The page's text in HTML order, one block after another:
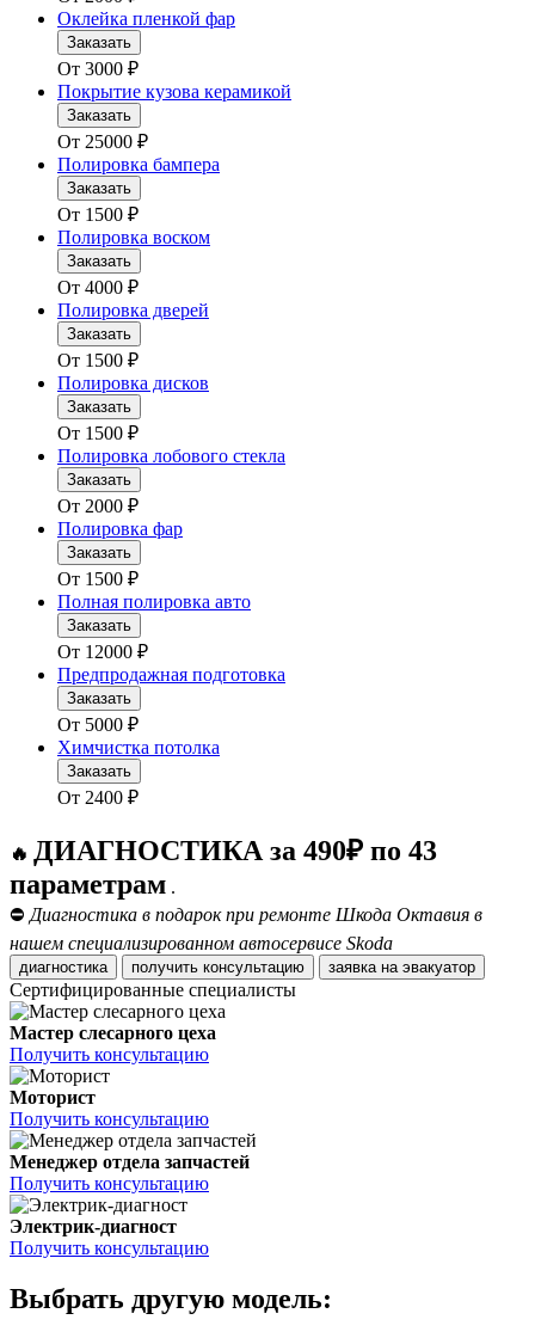
Оклейка пленкой фар
Заказать
От 3000 ₽
Покрытие кузова керамикой
Заказать
От 25000 ₽
Полировка бампера
Заказать
От 1500 ₽
Полировка воском
Заказать
От 4000 ₽
Полировка дверей
Заказать
От 1500 ₽
Полировка дисков
Заказать
От 1500 ₽
Полировка лобового стекла
Заказать
От 2000 ₽
Полировка фар
Заказать
От 1500 ₽
Полная полировка авто
Заказать
От 12000 ₽
Предпродажная подготовка
Заказать
От 5000 ₽
Химчистка потолка
Заказать
От 2400 ₽
🔥 ДИАГНОСТИКА за 490₽ по 43
параметрам .
⛔ Диагностика в подарок при ремонте Шкода Октавия в
нашем специализированном автосервисе Skoda
диагностика получить консультацию заявка на эвакуатор
Сертифицированные специалисты
Мастер слесарного цеха
Получить консультацию
Моторист
Получить консультацию
Менеджер отдела запчастей
Получить консультацию
Электрик-диагност
Получить консультацию
Выбрать другую модель: